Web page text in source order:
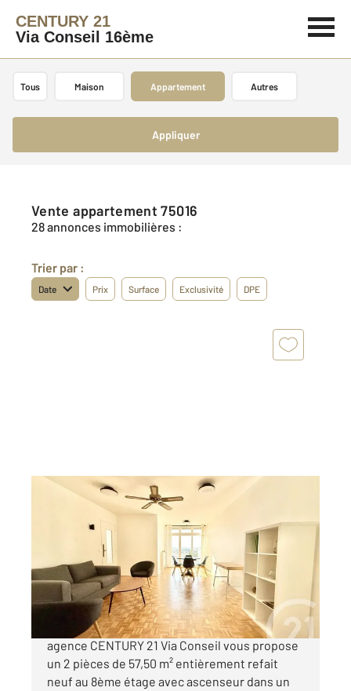
CENTURY 21
Via Conseil 16ème
Tous Maison Appartement Autres
Appliquer
Vente appartement 75016
28 annonces immobilières :
Trier par :
Date Prix Surface Exclusivité DPE
PARIS 75016
, 2 pièces
Ref : 11264
Appartement F2 à vendre
495 000 €
MARCHÉ AVENUE DE VERSAILLES - Votre
agence CENTURY 21 Via Conseil vous propose
un 2 pièces de 57,50 m² entièrement refait
neuf au 8ème étage avec ascenseur dans un